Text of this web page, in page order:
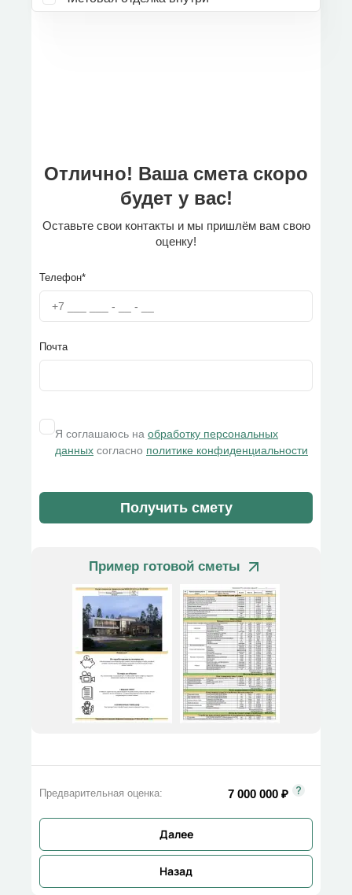
Отлично! Ваша смета скоро
будет у вас!
Оставьте свои контакты и мы пришлём вам свою
оценку!
Телефон*
Почта
Я соглашаюсь наобработку персональных
данных согласно политике конфиденциальности
Получить смету
Пример готовой сметы
Предварительная оценка: 7 000 000 ₽
Назад
Далее